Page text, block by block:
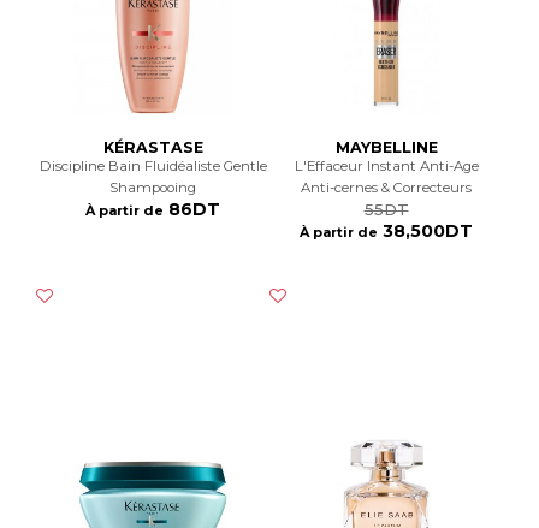
KÉRASTASE
Discipline Bain Fluidéaliste Gentle
Shampooing
À partir de 86DT
MAYBELLINE
L'effaceur Instant Anti-Age
Anti-cernes & Correcteurs
55DT
À partir de 38,500DT